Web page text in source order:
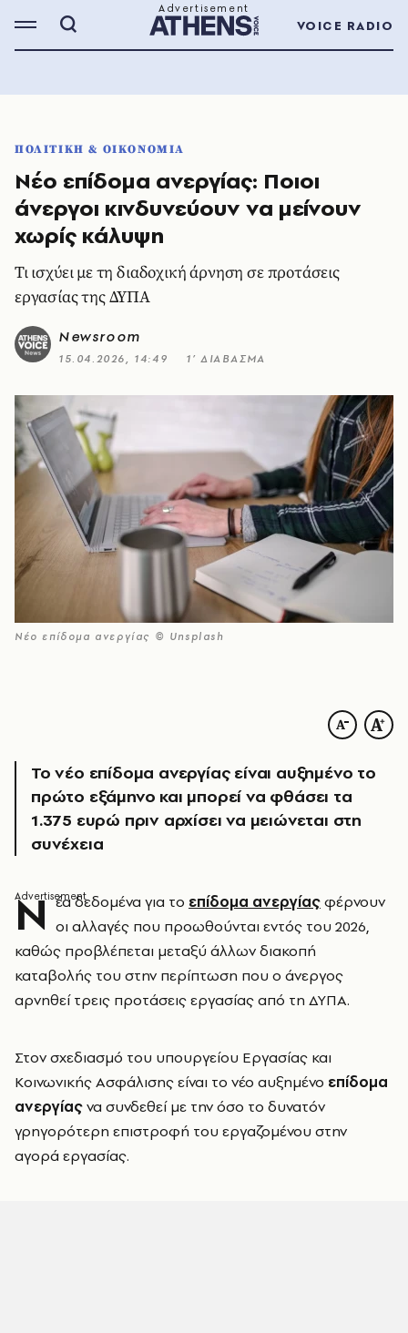
VOICE RADIO
ΠΟΛΙΤΙΚΗ & ΟΙΚΟΝΟΜΙΑ
Νέο επίδομα ανεργίας: Ποιοι
άνεργοι κινδυνεύουν να μείνουν
χωρίς κάλυψη
Τι ισχύει με τη διαδοχική άρνηση σε προτάσεις
εργασίας της ΔΥΠΑ
Newsroom
15.04.2026, 14:49 1’ ΔΙΑΒΑΣΜΑ
Νέο επίδομα ανεργίας © Unsplash
Το νέο επίδομα ανεργίας είναι αυξημένο το
πρώτο εξάμηνο και μπορεί να φθάσει τα
1.375 ευρώ πριν αρχίσει να μειώνεται στη
συνέχεια
Ν έα δεδομένα για το επίδομα ανεργίαςφέρνουν
οι αλλαγές που προωθούνται εντός του 2026,
καθώς προβλέπεται μεταξύ άλλων διακοπή
καταβολής του στην περίπτωση που ο άνεργος
αρνηθεί τρεις προτάσεις εργασίας από τη ΔΥΠΑ.
Στον σχεδιασμό του υπουργείου Εργασίας και
Κοινωνικής Ασφάλισης είναι το νέο αυξημένο επίδομα
ανεργίαςνα συνδεθεί με την όσο το δυνατόν
γρηγορότερη επιστροφή του εργαζομένου στην
αγορά εργασίας.